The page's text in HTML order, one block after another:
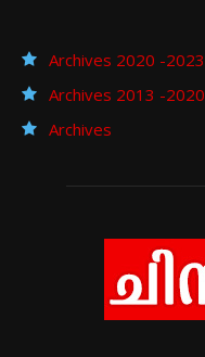
Archives 2020 -2023
Archives 2013 -2020
Archives